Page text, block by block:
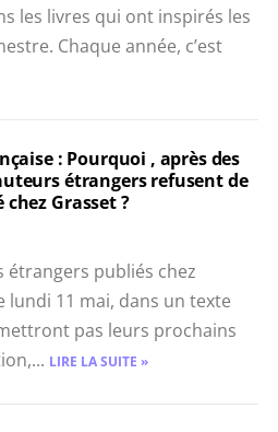
les livres qui ont inspirés les
Chaque année, c’est
: Pourquoi , après des
étrangers refusent de
Grasset ?
étrangers publiés chez
lundi 11 mai, dans un texte
pas leurs prochains
LIRE LA SUITE »